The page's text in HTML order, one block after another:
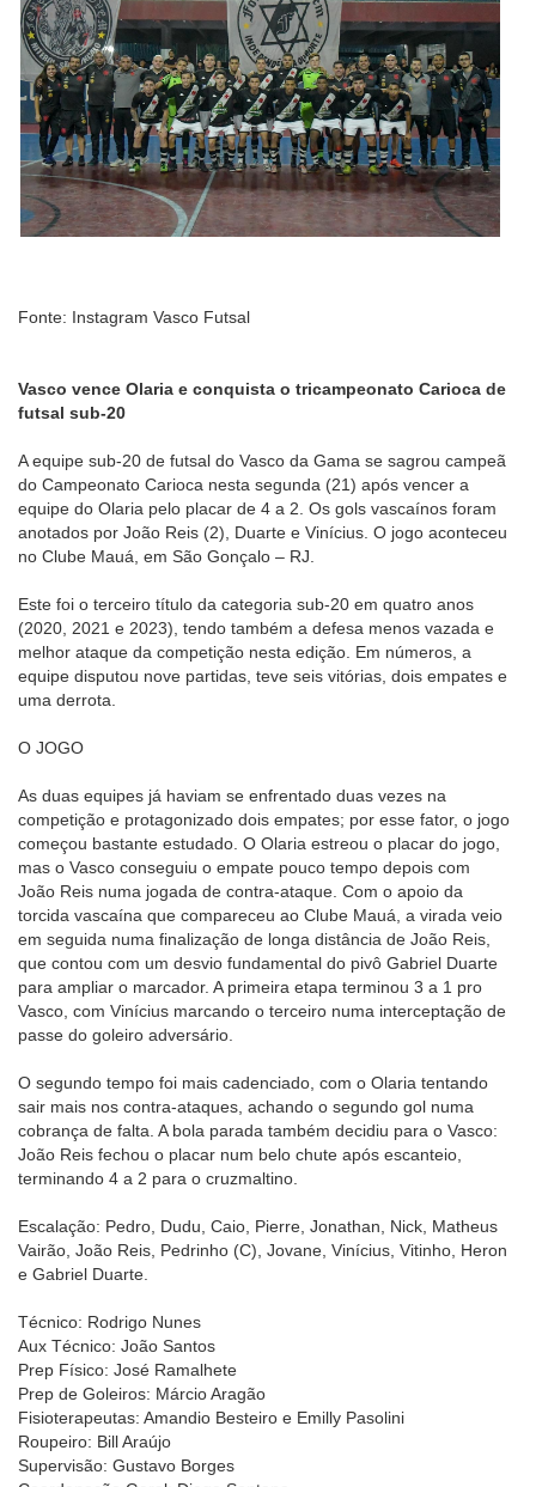
Fonte: Instagram Vasco Futsal
Vasco vence Olaria e conquista o tricampeonato Carioca de
futsal sub-20
A equipe sub-20 de futsal do Vasco da Gama se sagrou campeã
do Campeonato Carioca nesta segunda (21) após vencer a
equipe do Olaria pelo placar de 4 a 2. Os gols vascaínos foram
anotados por João Reis (2), Duarte e Vinícius. O jogo aconteceu
no Clube Mauá, em São Gonçalo – RJ.
Este foi o terceiro título da categoria sub-20 em quatro anos
(2020, 2021 e 2023), tendo também a defesa menos vazada e
melhor ataque da competição nesta edição. Em números, a
equipe disputou nove partidas, teve seis vitórias, dois empates e
uma derrota.
O JOGO
As duas equipes já haviam se enfrentado duas vezes na
competição e protagonizado dois empates; por esse fator, o jogo
começou bastante estudado. O Olaria estreou o placar do jogo,
mas o Vasco conseguiu o empate pouco tempo depois com
João Reis numa jogada de contra-ataque. Com o apoio da
torcida vascaína que compareceu ao Clube Mauá, a virada veio
em seguida numa finalização de longa distância de João Reis,
que contou com um desvio fundamental do pivô Gabriel Duarte
para ampliar o marcador. A primeira etapa terminou 3 a 1 pro
Vasco, com Vinícius marcando o terceiro numa interceptação de
passe do goleiro adversário.
O segundo tempo foi mais cadenciado, com o Olaria tentando
sair mais nos contra-ataques, achando o segundo gol numa
cobrança de falta. A bola parada também decidiu para o Vasco:
João Reis fechou o placar num belo chute após escanteio,
terminando 4 a 2 para o cruzmaltino.
Escalação: Pedro, Dudu, Caio, Pierre, Jonathan, Nick, Matheus
Vairão, João Reis, Pedrinho (C), Jovane, Vinícius, Vitinho, Heron
e Gabriel Duarte.
Técnico: Rodrigo Nunes
Aux Técnico: João Santos
Prep Físico: José Ramalhete
Prep de Goleiros: Márcio Aragão
Fisioterapeutas: Amandio Besteiro e Emilly Pasolini
Roupeiro: Bill Araújo
Supervisão: Gustavo Borges